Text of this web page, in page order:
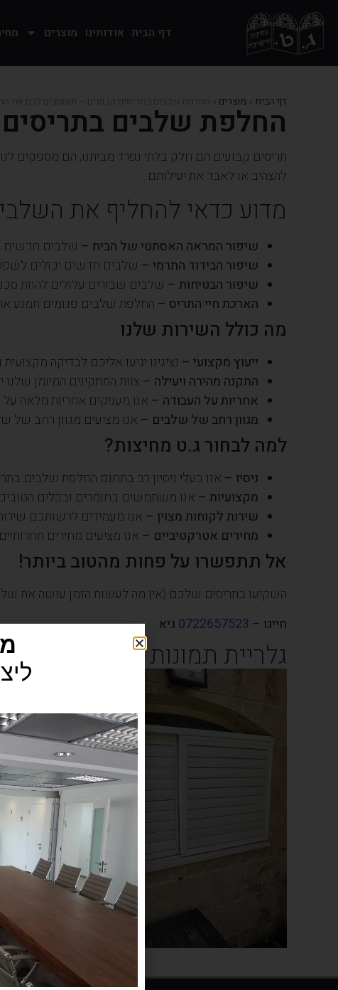
דף הבית אודותינו מוצרים
דף הבית מוצרים
החלפת שלבים
תריסים קבועים הם חלק בלתי נפרד מביתנו, הם מספקים
להצהיב או לאבד את יעילותם.
מדוע כדאי להחליף את
שיפור המראה האסתטי של הבית – שלבים חדשים
שיפור הבידוד התרמי – שלבים חדשים יכולים לשפר
שיפור הבטיחות – שלבים שבורים עלולים להוות
הארכת חיי התריס – החלפת שלבים פגומים תמנע את
מה כולל השירות שלנו
ייעוץ מקצועי – נציגינו יגיעו אליכם לבדיקה
התקנה מהירה ויעילה – צוות המתקינים המיומן
אחריות על העבודה – אנו מעניקים אחריות מלאה על
מגוון רחב של שלבים – אנו מציעים מגוון רחב של
למה לבחור ג.ט מחיצות?
ניסיו – אנו בעלי ניסיון רב בתחום החלפת שלבים
מקצועיות – אנו משתמשים בחומרים ובכלים
שירות לקוחות מצוין – אנו מעמידים לרשותכם
מחירים אטרקטיביים – אנו מציעים מחירים
אל תתפשרו על פחות מהטוב ביותר!
השקיעו בתריסים שלכם (אין מה לעשות הזמן עושה את
חייגו – 0722657523 גיא
גלריית תמונות